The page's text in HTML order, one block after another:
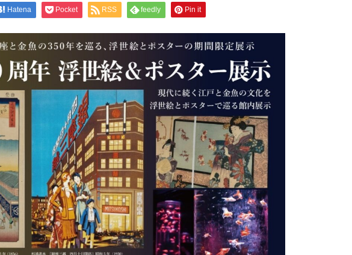
Hatena Pocket RSS feedly Pin it